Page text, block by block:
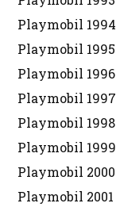
Playmobil 1994
Playmobil 1995
Playmobil 1996
Playmobil 1997
Playmobil 1998
Playmobil 1999
Playmobil 2000
Playmobil 2001